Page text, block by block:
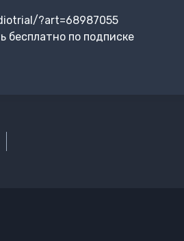
?art=68987055
бесплатно по подписке